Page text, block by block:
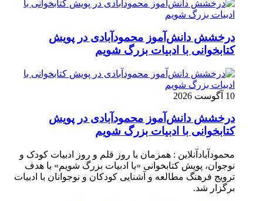
درخشش دانش‌آموز محمودآبادی در پویش
کتابخوانی با ادبیات بزرگ شویم
10 آگوست 2026
درخشش دانش‌آموز محمودآبادی در پویش
کتابخوانی با ادبیات بزرگ شویم
محمودآبادآنلاین : همزمان با روز قلم و روز ادبیات کودک و
نوجوان، پویش کتابخوانی «با ادبیات بزرگ شویم» با هدف
ترویج فرهنگ مطالعه و آشنایی کودکان و نوجوانان با ادبیات
برگزار شد.